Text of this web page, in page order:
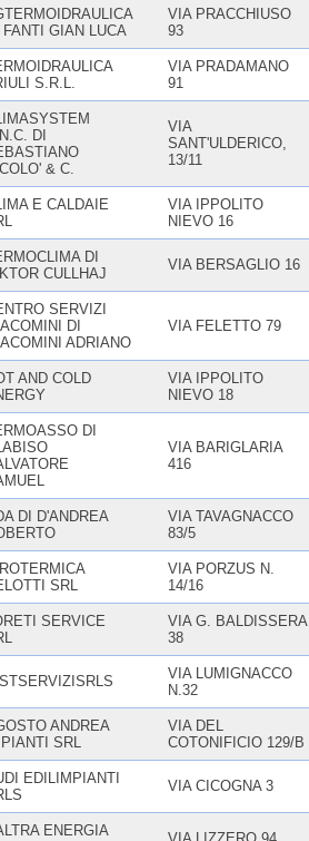
FANTI GIAN LUCA
VIA PRACCHIUSO
93
S.R.L.
VIA PRADAMANO
91
DI
& C.
VIA
SANT'ULDERICO,
13/11
E CALDAIE
VIA IPPOLITO
NIEVO 16
DI
CULLHAJ
VIA BERSAGLIO 16
SERVIZI
DI
ADRIANO
VIA FELETTO 79
AND COLD
VIA IPPOLITO
NIEVO 18
DI
VIA BARIGLARIA
416
DI D'ANDREA
VIA TAVAGNACCO
83/5
SRL
VIA PORZUS N.
14/16
SERVICE
VIA G. BALDISSERA
38
VIA LUMIGNACCO
N.32
ANDREA
SRL
VIA DEL
COTONIFICIO 129/B
EDILIMPIANTI
VIA CICOGNA 3
ENERGIA